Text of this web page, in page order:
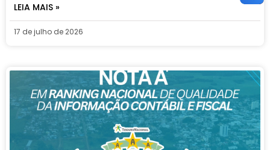
LEIA MAIS »
17 de julho de 2026